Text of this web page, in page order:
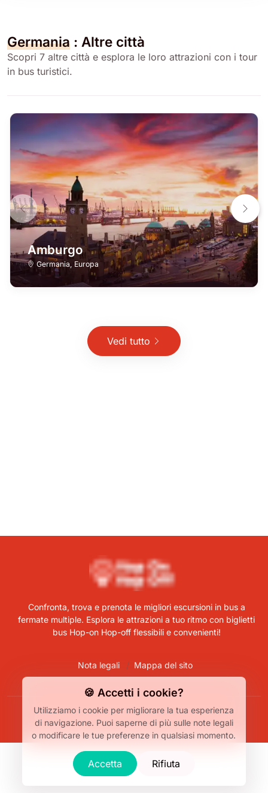
Germania : Altre città
Scopri 7 altre città e esplora le loro attrazioni con i tour
in bus turistici.
Amburgo
Germania Europa
Vedi tutto
Confronta, trova e prenota le migliori escursioni in bus a
fermate multiple. Esplora le attrazioni a tuo ritmo con biglietti
bus Hop-on Hop-off flessibili e convenienti!
Nota legali Mappa del sito
© Bus Hop-On Hop-Off 2026. Tutti i diritti riservati.
🍪 Accetti i cookie?
Utilizziamo i cookie per migliorare la tua esperienza
di navigazione. Puoi saperne di più sulle note legali
o modificare le tue preferenze in qualsiasi momento.
Accetta Rifiuta